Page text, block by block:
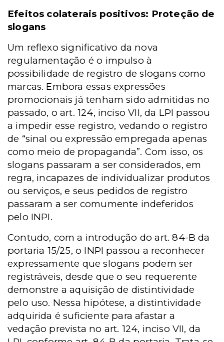
Efeitos colaterais positivos: Proteção de
slogans
Um reflexo significativo da nova
regulamentação é o impulso à
possibilidade de registro de slogans como
marcas. Embora essas expressões
promocionais já tenham sido admitidas no
passado, o art. 124, inciso VII, da LPI passou
a impedir esse registro, vedando o registro
de “sinal ou expressão empregada apenas
como meio de propaganda”. Com isso, os
slogans passaram a ser considerados, em
regra, incapazes de individualizar produtos
ou serviços, e seus pedidos de registro
passaram a ser comumente indeferidos
pelo INPI.
Contudo, com a introdução do art. 84-B da
portaria 15/25, o INPI passou a reconhecer
expressamente que slogans podem ser
registráveis, desde que o seu requerente
demonstre a aquisição de distintividade
pelo uso. Nessa hipótese, a distintividade
adquirida é suficiente para afastar a
vedação prevista no art. 124, inciso VII, da